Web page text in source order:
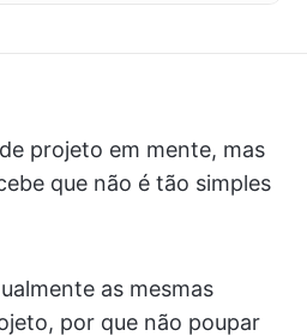
projeto em mente, mas
que não é tão simples
as mesmas
por que não poupar